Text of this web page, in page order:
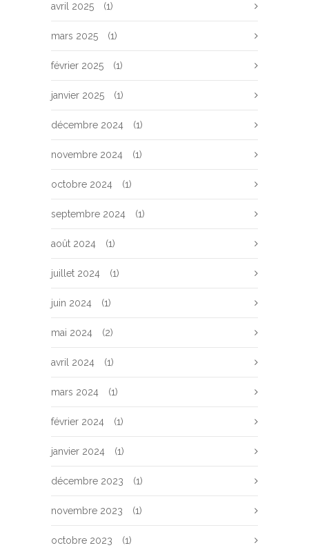
avril 2025 (1)
mars 2025 (1)
février 2025 (1)
janvier 2025 (1)
décembre 2024 (1)
novembre 2024 (1)
octobre 2024 (1)
septembre 2024 (1)
août 2024 (1)
juillet 2024 (1)
juin 2024 (1)
mai 2024 (2)
avril 2024 (1)
mars 2024 (1)
février 2024 (1)
janvier 2024 (1)
décembre 2023 (1)
novembre 2023 (1)
octobre 2023 (1)